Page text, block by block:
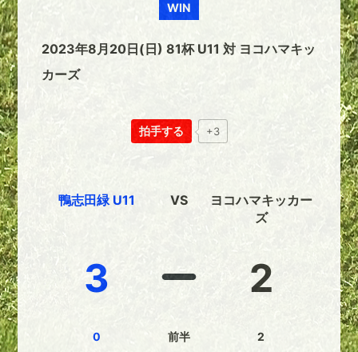
WIN
2023年8月20日(日) 81杯 U11 対 ヨコハマキッ
カーズ
拍手する +3
鴨志田緑 U11
3
0
VS
前半
ヨコハマキッカー
ズ
2
2